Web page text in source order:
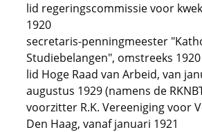
lid regeringscommissie voor
1920
secretaris-penningmeester
Studiebelangen", omstreeks 1920
lid Hoge Raad van Arbeid, van
augustus 1929 (namens de
voorzitter R.K. Vereeniging voor
Den Haag, vanaf januari 1921